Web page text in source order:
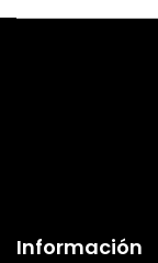
Información